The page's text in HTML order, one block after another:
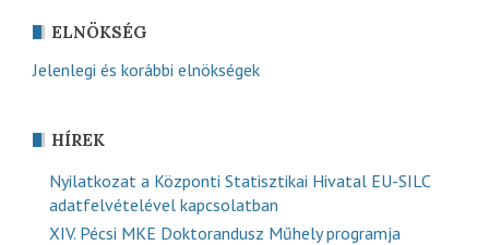
ELNÖKSÉG
Jelenlegi és korábbi elnökségek
HÍREK
Nyilatkozat a Központi Statisztikai Hivatal EU-SILC
adatfelvételével kapcsolatban
XIV. Pécsi MKE Doktorandusz Műhely programja